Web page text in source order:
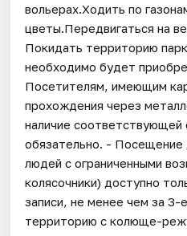
вольерах.Ходить по
цветы.Передвигаться на
Покидать территорию
необходимо будет
Посетителям, имеющим
прохождения через
наличие соответствующей
обязательно. - Посещение
людей с ограниченными
колясочники) доступно
записи, не менее чем за
территорию с колюще-